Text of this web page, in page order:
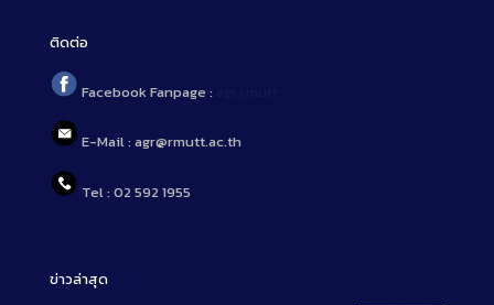
ติดต่อ
Facebook Fanpage :
E-Mail : agr@rmutt.ac.th
Tel : 02 592 1955
ข่าวล่าสุด